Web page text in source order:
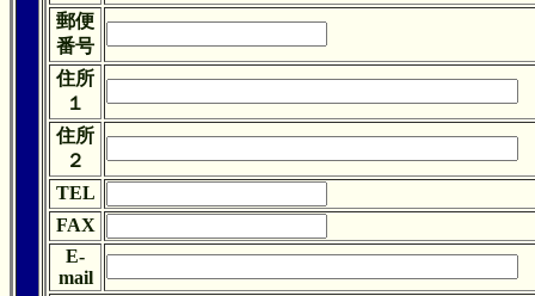
郵便
番号
住所
１
住所
２
TEL
FAX
E-
mail